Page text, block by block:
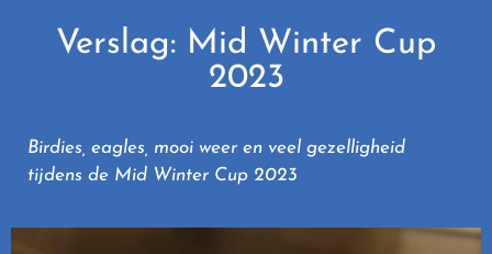
Verslag: Mid Winter Cup
2023
Birdies, eagles, mooi weer en veel gezelligheid
tijdens de Mid Winter Cup 2023